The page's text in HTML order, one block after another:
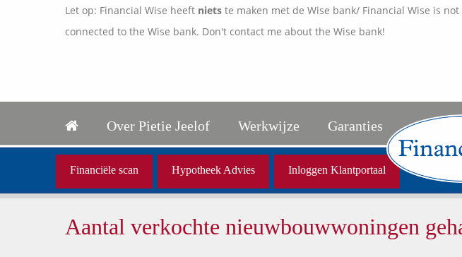
Let op: Financial Wise heeft niets te maken met de Wise bank/ Financial Wise is not
connected to the Wise bank. Don't contact me about the Wise bank!
Over Pietie Jeelof Werkwijze Garanties
Uw garanties
Vergelijkingskaarten
Samenwerkende
Financiële scan Hypotheek Advies Inloggen Klantportaal
Aantal verkochte nieuwbouwwoningen